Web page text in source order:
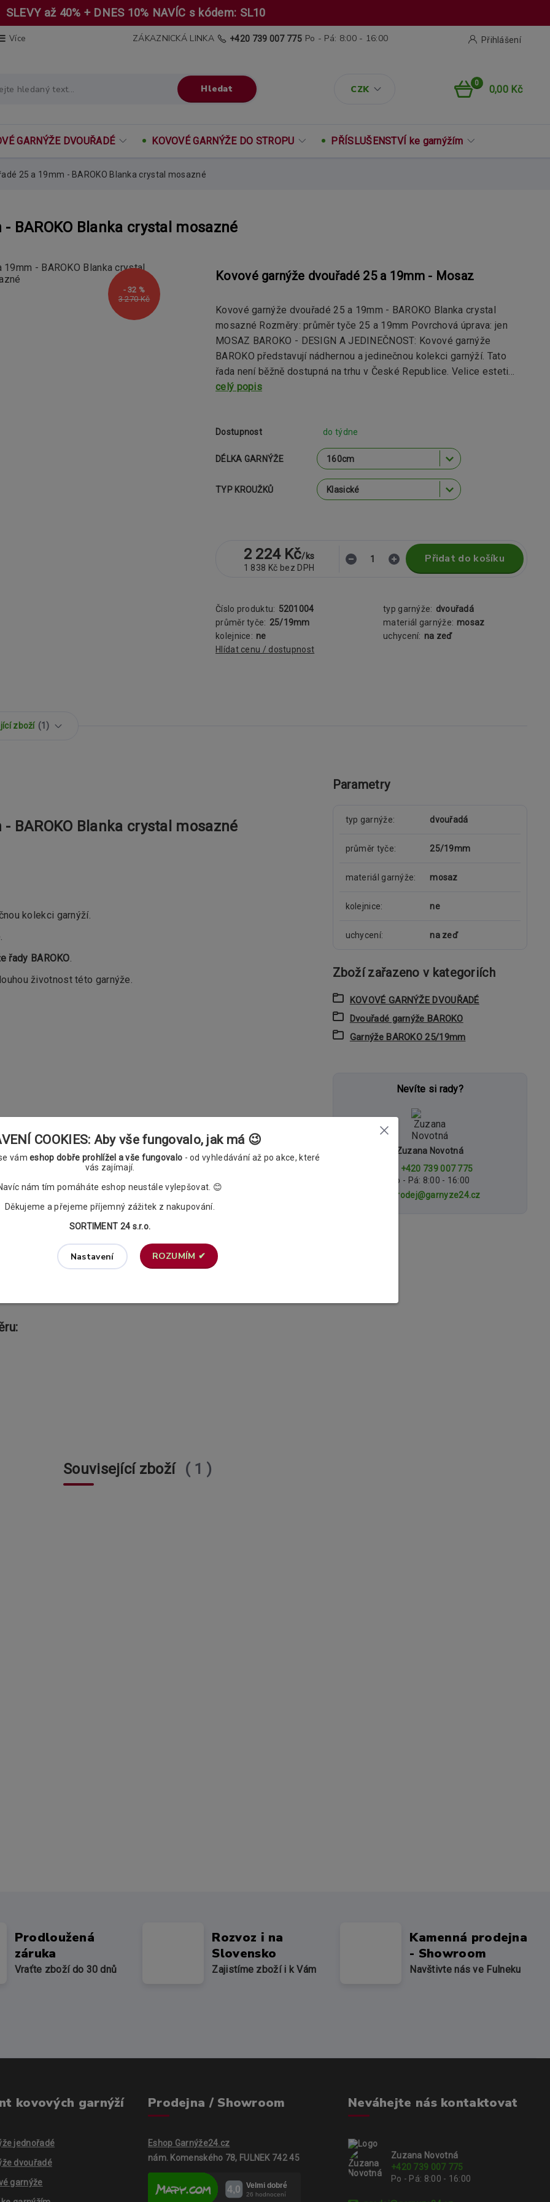
SLEVY až 40% + DNES 10% NAVÍC s kódem: SL10
Více
CZK
Přihlášení
Hledat
ZÁKAZNICKÁ LINKA +420 739 007 775 Po - Pá: 8:00 - 16:00
0
0,00 Kč
GARNÝŽE DVOUŘADÉ KOVOVÉ GARNÝŽE DO STROPU PŘÍSLUŠENSTVÍ ke garnýžím
25 a 19mm - BAROKO Blanka crystal mosazné
BAROKO Blanka crystal mosazné
3 270 Kč
- 32 %
Kovové garnýže dvouřadé 25 a 19mm - Mosaz
Kovové garnýže dvouřadé 25 a 19mm - BAROKO Blanka crystal
mosazné Rozměry: průměr tyče 25 a 19mm Povrchová úprava: jen
MOSAZ BAROKO - DESIGN A JEDINEČNOST: Kovové garnýže
BAROKO představují nádhernou a jedinečnou kolekci garnýží. Tato
řada není běžně dostupná na trhu v České Republice. Velice esteti...
celý popis
Dostupnost do týdne
DÉLKA GARNÝŽE
TYP KROUŽKŮ
2 224 Kč/ks
1 838 Kč bez DPH
Přidat do košíku
Číslo produktu: 5201004 typ garnýže: dvouřadá
průměr tyče: 25/19mm materiál garnýže: mosaz
kolejnice: ne uchycení: na zeď
Hlídat cenu / dostupnost
zboží 1
BAROKO Blanka crystal mosazné
kolekci garnýží.
řady BAROKO.
životnost této garnýže.
Délka konzoly je celkem 17cm.
19mm, jednu o průměru 25mm,
19mm, dvě o průměru 25mm a to včetně příslušných spojek,
výběru (vždy 1ks na 10cm garnýže),
u větších délek již konzoly tři,
V příslušenství si v případě potřeby můžete dokoupit také PVC
Parametry
typ garnýže dvouřadá
průměr tyče 25/19mm
materiál garnýže mosaz
kolejnice ne
uchycení na zeď
Zboží zařazeno v kategoriích
KOVOVÉ GARNÝŽE DVOUŘADÉ
Dvouřadé garnýže BAROKO
Garnýže BAROKO 25/19mm
Nevíte si rady?
Zuzana Novotná
+420 739 007 775
Po - Pá: 8:00 - 16:00
prodej@garnyze24.cz
Související zboží 1
Prodloužená
záruka
Vraťte zboží do 30 dnů
Rozvoz i na
Slovensko
Zajistíme zboží i k Vám
Kamenná prodejna
- Showroom
Navštivte nás ve Fulneku
kovových garnýží
jednořadé
dvouřadé
garnýže
Prodejna / Showroom
Eshop Garnýže24.cz
nám. Komenského 78, FULNEK 742 45
Neváhejte nás kontaktovat
Zuzana Novotná
+420 739 007 775
Po - Pá: 8:00 - 16:00
COOKIES: Aby vše fungovalo, jak má 😉
vámeshop dobře prohlížel a vše fungovalo - od vyhledávání až po akce, které
vás zajímají.
nám tím pomáháte eshop neustále vylepšovat. 😊
Děkujeme a přejeme příjemný zážitek z nakupování.
SORTIMENT 24 s.r.o.
Nastavení ROZUMÍM ✔